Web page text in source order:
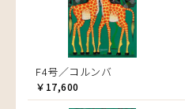
F4号／コルンバ
￥17,600